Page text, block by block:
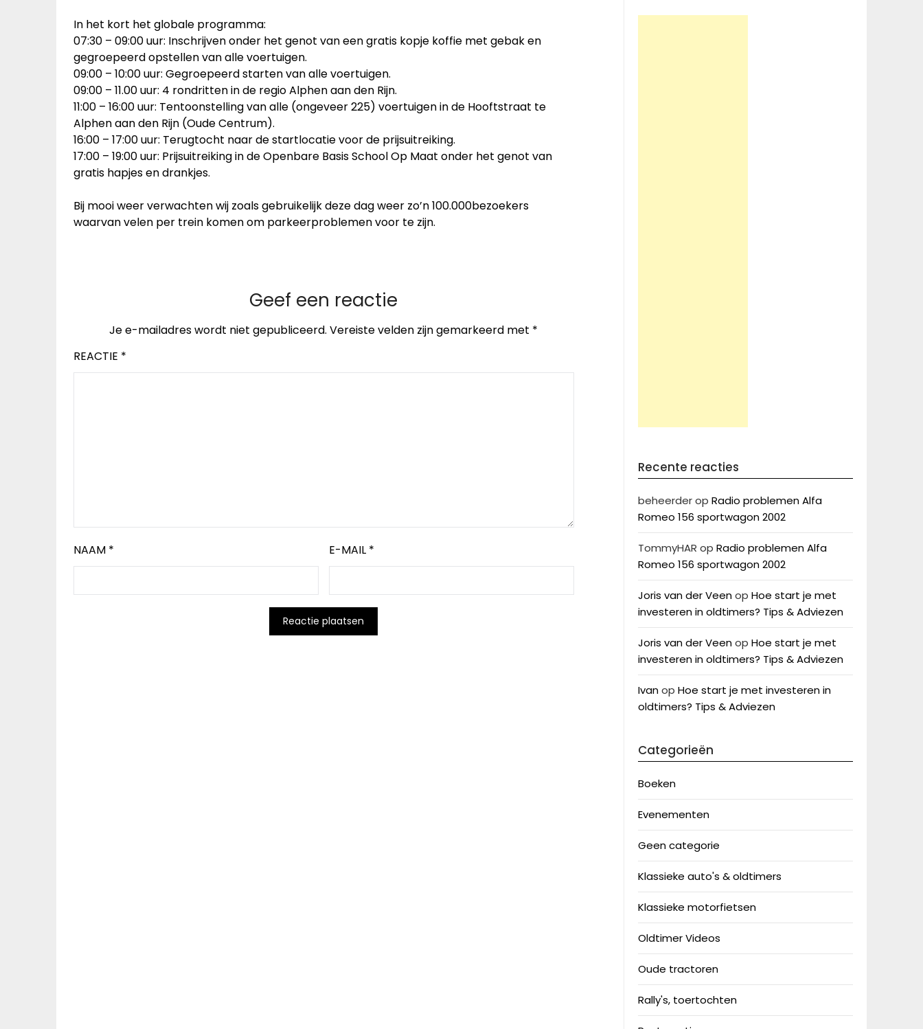
In het kort het globale programma:
07:30 – 09:00 uur: Inschrijven onder het genot van een gratis kopje koffie met gebak en
gegroepeerd opstellen van alle voertuigen.
09:00 – 10:00 uur: Gegroepeerd starten van alle voertuigen.
09:00 – 11.00 uur: 4 rondritten in de regio Alphen aan den Rijn.
11:00 – 16:00 uur: Tentoonstelling van alle (ongeveer 225) voertuigen in de Hooftstraat te
Alphen aan den Rijn (Oude Centrum).
16:00 – 17:00 uur: Terugtocht naar de startlocatie voor de prijsuitreiking.
17:00 – 19:00 uur: Prijsuitreiking in de Openbare Basis School Op Maat onder het genot van
gratis hapjes en drankjes.
Bij mooi weer verwachten wij zoals gebruikelijk deze dag weer zo’n 100.000bezoekers
waarvan velen per trein komen om parkeerproblemen voor te zijn.
Geef een reactie
Je e-mailadres wordt niet gepubliceerd. Vereiste velden zijn gemarkeerd met *
REACTIE *
NAAM * E-MAIL *
Recente reacties
beheerderop Radio problemen Alfa
Romeo 156 sportwagon 2002
TommyHAR op Radio problemen Alfa
Romeo 156 sportwagon 2002
Joris van der Veenop Hoe start je met
investeren in oldtimers? Tips & Adviezen
Joris van der Veenop Hoe start je met
investeren in oldtimers? Tips & Adviezen
Ivanop Hoe start je met investeren in
oldtimers? Tips & Adviezen
Categorieën
Boeken
Evenementen
Geen categorie
Klassieke auto's & oldtimers
Klassieke motorfietsen
Oldtimer Videos
Oude tractoren
Rally's, toertochten